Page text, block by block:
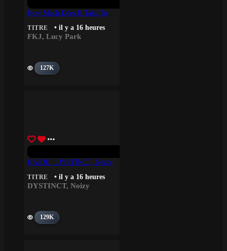
TITRE • il y a 16 heures
FKJ, Lucy Park
127K
HAJDE · DYSTINCT, Noizy
TITRE • il y a 16 heures
DYSTINCT, Noizy
129K